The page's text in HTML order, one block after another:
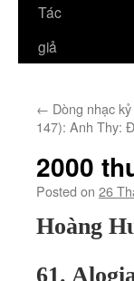
Tác
giả
← Dòng nhạc
147): Anh Thy:
2000
Posted on 26
Hoàng
61.